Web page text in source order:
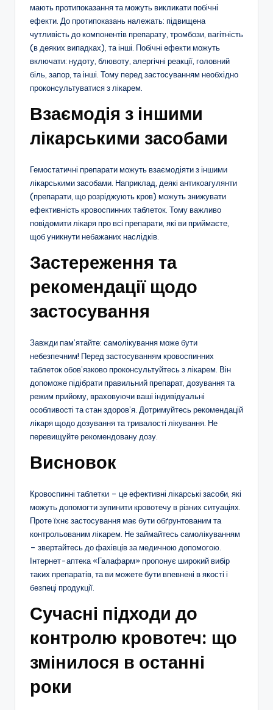
мають протипоказання та можуть викликати побічні
ефекти. До протипоказань належать: підвищена
чутливість до компонентів препарату, тромбози, вагітність
(в деяких випадках), та інші. Побічні ефекти можуть
включати: нудоту, блювоту, алергічні реакції, головний
біль, запор, та інші. Тому перед застосуванням необхідно
проконсультуватися з лікарем.
Взаємодія з іншими
лікарськими засобами
Гемостатичні препарати можуть взаємодіяти з іншими
лікарськими засобами. Наприклад, деякі антикоагулянти
(препарати, що розріджують кров) можуть знижувати
ефективність кровоспинних таблеток. Тому важливо
повідомити лікаря про всі препарати, які ви приймаєте,
щоб уникнути небажаних наслідків.
Застереження та
рекомендації щодо
застосування
Завжди пам’ятайте: самолікування може бути
небезпечним! Перед застосуванням кровоспинних
таблеток обов’язково проконсультуйтесь з лікарем. Він
допоможе підібрати правильний препарат, дозування та
режим прийому, враховуючи ваші індивідуальні
особливості та стан здоров’я. Дотримуйтесь рекомендацій
лікаря щодо дозування та тривалості лікування. Не
перевищуйте рекомендовану дозу.
Висновок
Кровоспинні таблетки – це ефективні лікарські засоби, які
можуть допомогти зупинити кровотечу в різних ситуаціях.
Проте їхнє застосування має бути обґрунтованим та
контрольованим лікарем. Не займайтесь самолікуванням
– звертайтесь до фахівців за медичною допомогою.
Інтернет-аптека «Галафарм» пропонує широкий вибір
таких препаратів, та ви можете бути впевнені в якості і
безпеці продукції.
Сучасні підходи до
контролю кровотеч: що
змінилося в останні
роки